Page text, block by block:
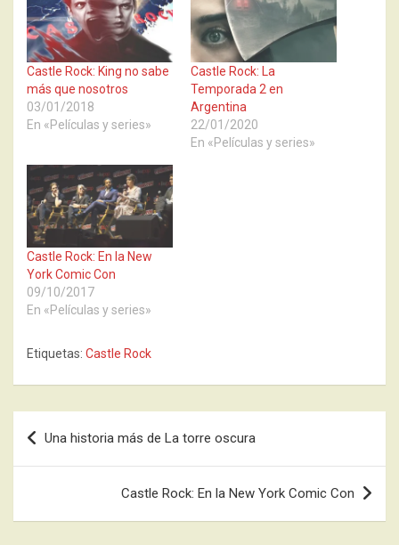
Castle Rock: King no sabe
más que nosotros
03/01/2018
En «Películas y series»
Castle Rock: La
Temporada 2 en
Argentina
22/01/2020
En «Películas y series»
Castle Rock: En la New
York Comic Con
09/10/2017
En «Películas y series»
Etiquetas: Castle Rock
Navegación
de
Una historia más de La torre oscura
Castle Rock: En la New York Comic Con